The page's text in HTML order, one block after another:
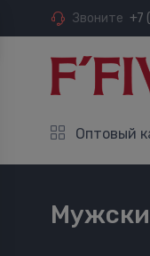
Звоните +7
Оптовый